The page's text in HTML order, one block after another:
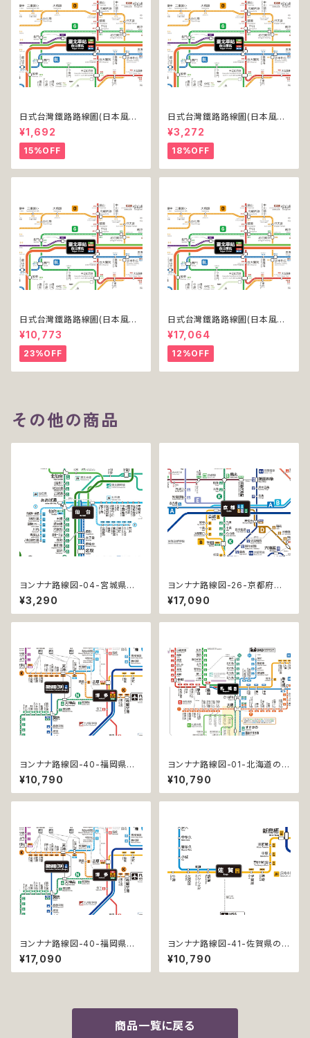
日式台灣鐵路路線圖(日本風台
湾鉄道路線図)(デジタル版／L
T)
¥1,692
15%OFF
日式台灣鐵路路線圖(日本風台
湾鉄道路線図)(デジタル版／LT
-NC)
¥3,272
18%OFF
日式台灣鐵路路線圖(日本風台
湾鉄道路線図)(デジタル版／PR
O)
¥10,773
23%OFF
日式台灣鐵路路線圖(日本風台
湾鉄道路線図)(デジタル版／PR
O-NC)
¥17,064
12%OFF
その他の商品
ヨンナナ路線図-04-宮城県の
鉄道 (Miyagi / デジタル / LT-
NC)
¥3,290
ヨンナナ路線図-26-京都府の
鉄道 (Kyoto / デジタル / PRO
-NC)
¥17,090
ヨンナナ路線図-40-福岡県の
鉄道 (Fukuoka / デジタル / P
RO)
¥10,790
ヨンナナ路線図-01-北海道の鉄
道 (Hokkaido / デジタル / PR
O)
¥10,790
ヨンナナ路線図-40-福岡県の
鉄道 (Fukuoka / デジタル / P
RO-NC)
¥17,090
ヨンナナ路線図-41-佐賀県の鉄
道 (Saga / デジタル / PRO)
¥10,790
商品一覧に戻る